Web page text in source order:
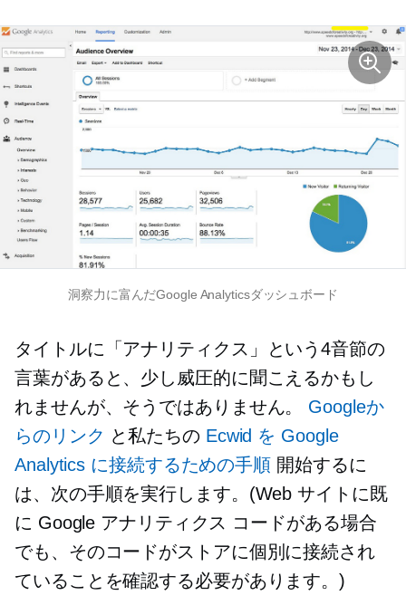
洞察力に富んだGoogle Analyticsダッシュボード
タイトルに「アナリティクス」という4音節の
言葉があると、少し威圧的に聞こえるかもし
れませんが、そうではありません。 Googleか
らのリンク と私たちの Ecwid を Google
Analytics に接続するための手順 開始するに
は、次の手順を実行します。(Web サイトに既
に Google アナリティクス コードがある場合
でも、そのコードがストアに個別に接続され
ていることを確認する必要があります。)